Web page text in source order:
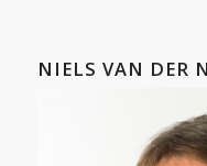
NIELS VAN DER